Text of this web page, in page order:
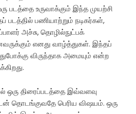
உருவாக்கும் இந்த முயற்சி
படத்தில் பணியாற்றும் நடிகர்கள்,
அச்சு, தொழில்நுட்பக்
எனது வாழ்த்துகள். இந்தப்
விருந்தாக அமையும் என்ற
ஒரு திரைப்படத்தை இவ்வளவு
தொடங்குவதே பெரிய விஷயம். ஒரு